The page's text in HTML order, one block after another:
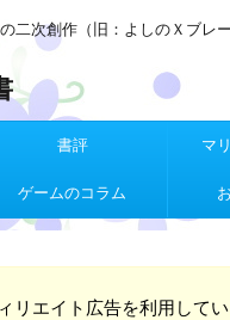
二次創作（旧：よしのＸブレー
書評 マ
ゲームのコラム
リエイト広告を利用して